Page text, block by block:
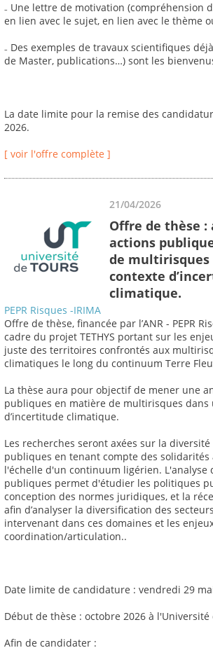
₋ Une lettre de motivation (compréhension
en lien avec le sujet, en lien avec le thème
₋ Des exemples de travaux scientifiques
de Master, publications…) sont les
La date limite pour la remise des
2026.
[ voir l'offre complète ]
21/04/2026
Offre de thèse :
actions
de multirisques
contexte
climatique.
PEPR Risques -IRIMA
Offre de thèse, financée par l’ANR - PEPR
cadre du projet TETHYS portant sur les
juste des territoires confrontés aux
climatiques le long du continuum Terre
La thèse aura pour objectif de mener une
publiques en matière de multirisques dans
d’incertitude climatique.
Les recherches seront axées sur la diversité
publiques en tenant compte des solidarités
l'échelle d'un continuum ligérien. L'analyse
publiques permet d'étudier les politiques
conception des normes juridiques, et la
afin d’analyser la diversification des
intervenant dans ces domaines et les
coordination/articulation..
Date limite de candidature : vendredi 29
Début de thèse : octobre 2026 à l'Université
Afin de candidater :